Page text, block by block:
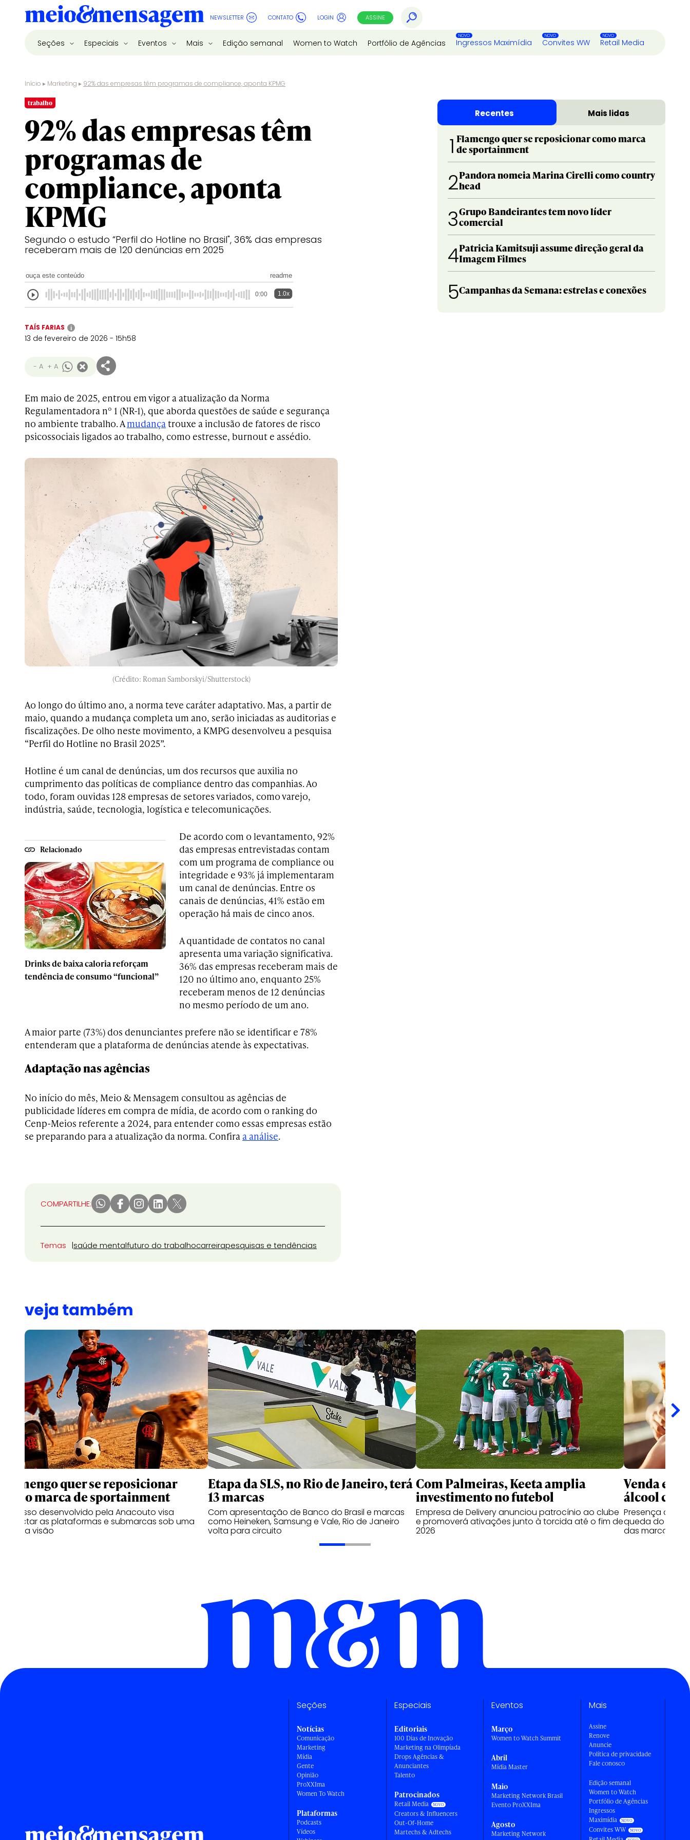
NEWSLETTER CONTATO LOGIN ASSINE
Seções Especiais Eventos Mais Edição semanal Women to Watch Portfólio de Agências Ingressos Maximídia Convites WW Retail Media
Início ▸ Marketing ▸ 92% das empresas têm programas de compliance, aponta KPMG
trabalho
92% das empresas têm
programas de
compliance, aponta
KPMG
Segundo o estudo “Perfil do Hotline no Brasil", 36% das empresas
receberam mais de 120 denúncias em 2025
ouça este conteúdo readme
0:00 1.0x
TAÍS FARIAS i
13 de fevereiro de 2026 - 15h58
- A + A
Em maio de 2025, entrou em vigor a atualização da Norma
Regulamentadora nº 1 (NR-1), que aborda questões de saúde e segurança
no ambiente trabalho. Amudançatrouxe a inclusão de fatores de risco
psicossociais ligados ao trabalho, como estresse, burnout e assédio.
(Crédito: Roman Samborskyi/Shutterstock)
Ao longo do último ano, a norma teve caráter adaptativo. Mas, a partir de
maio, quando a mudança completa um ano, serão iniciadas as auditorias e
fiscalizações. De olho neste movimento, a KMPG desenvolveu a pesquisa
“Perfil do Hotline no Brasil 2025”.
Hotline é um canal de denúncias, um dos recursos que auxilia no
cumprimento das políticas de compliance dentro das companhias. Ao
todo, foram ouvidas 128 empresas de setores variados, como varejo,
indústria, saúde, tecnologia, logística e telecomunicações.
Relacionado
Drinks de baixa caloria reforçam
tendência de consumo “funcional”
De acordo com o levantamento, 92%
das empresas entrevistadas contam
com um programa de compliance ou
integridade e 93% já implementaram
um canal de denúncias. Entre os
canais de denúncias, 41% estão em
operação há mais de cinco anos.
A quantidade de contatos no canal
apresenta uma variação significativa.
36% das empresas receberam mais de
120 no último ano, enquanto 25%
receberam menos de 12 denúncias
no mesmo período de um ano.
A maior parte (73%) dos denunciantes prefere não se identificar e 78%
entenderam que a plataforma de denúncias atende às expectativas.
Adaptação nas agências
No início do mês, Meio & Mensagem consultou as agências de
publicidade líderes em compra de mídia, de acordo com o ranking do
Cenp-Meios referente a 2024, para entender como essas empresas estão
se preparando para a atualização da norma. Confira a análise.
COMPARTILHE:
Temas saúde mentalfuturo do trabalhocarreirapesquisas e tendências
Recentes Mais lidas
1 Flamengo quer se reposicionar como marca
de sportainment
2Pandora nomeia Marina Cirelli como country
head
3Grupo Bandeirantes tem novo líder
comercial
4Patricia Kamitsuji assume direção geral da
Imagem Filmes
5Campanhas da Semana: estrelas e conexões
veja também
Flamengo quer se reposicionar
como marca de sportainment
Processo desenvolvido pela Anacouto visa
conectar as plataformas e submarcas sob uma
mesma visão
Etapa da SLS, no Rio de Janeiro, terá
13 marcas
Com apresentação de Banco do Brasil e marcas
como Heineken, Samsung e Vale, Rio de Janeiro
volta para circuito
Com Palmeiras, Keeta amplia
investimento no futebol
Empresa de Delivery anunciou patrocínio ao clube
e promoverá ativações junto à torcida até o fim de
2026
Venda e
álcool
Presença de
queda do
das marcas
Seções
Notícias
Comunicação
Marketing
Mídia
Gente
Opinião
ProXXIma
Women To Watch
Plataformas
Podcasts
Vídeos
Especiais
Editoriais
100 Dias de Inovação
Marketing na Olimpíada
Drops Agências &
Anunciantes
Talento
Patrocinados
Retail Media
Creators & Influencers
Out-Of-Home
Martechs & Adtechs
Eventos
Março
Women to Watch Summit
Abril
Mídia Master
Maio
Marketing Network Brasil
Evento ProXXIma
Agosto
Marketing Network
Mais
Assine
Renove
Anuncie
Política de privacidade
Fale conosco
Edição semanal
Women to Watch
Portfólio de Agências
Ingressos
Maximídia
Convites WW